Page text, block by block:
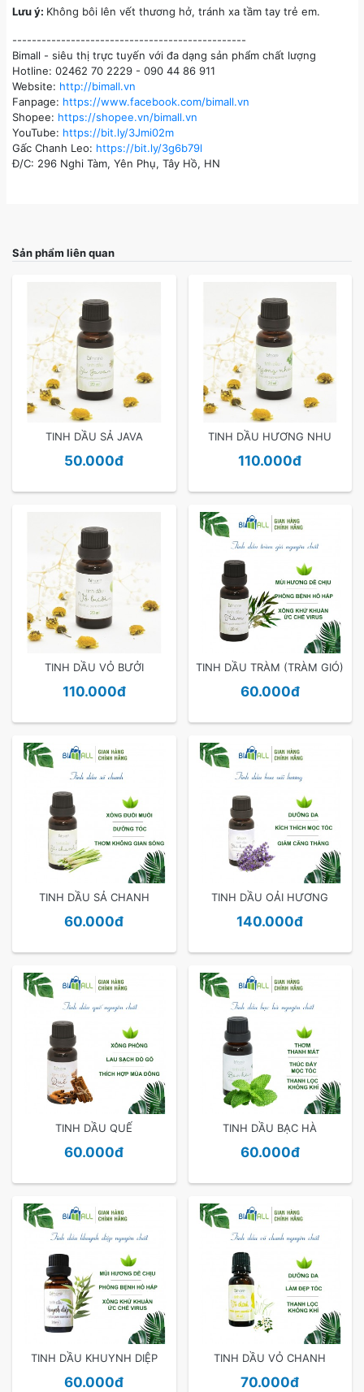
Lưu ý: Không bôi lên vết thương hở, tránh xa tầm tay trẻ em.
------------------------------------------------
Bimall - siêu thị trực tuyến với đa dạng sản phẩm chất lượng
Hotline: 02462 70 2229 - 090 44 86 911
Website: http://bimall.vn
Fanpage: https://www.facebook.com/bimall.vn
Shopee: https://shopee.vn/bimall.vn
YouTube: https://bit.ly/3Jmi02m
Gấc Chanh Leo: https://bit.ly/3g6b79l
Đ/C: 296 Nghi Tàm, Yên Phụ, Tây Hồ, HN
Sản phẩm liên quan
TINH DẦU SẢ JAVA
50.000đ
TINH DẦU HƯƠNG NHU
110.000đ
TINH DẦU VỎ BƯỞI
110.000đ
TINH DẦU TRÀM (TRÀM GIÓ)
60.000đ
TINH DẦU SẢ CHANH
60.000đ
TINH DẦU OẢI HƯƠNG
140.000đ
TINH DẦU QUẾ
60.000đ
TINH DẦU BẠC HÀ
60.000đ
TINH DẦU KHUYNH DIỆP
60.000đ
TINH DẦU VỎ CHANH
70.000đ